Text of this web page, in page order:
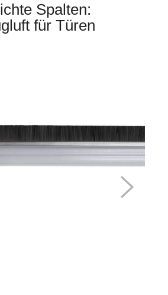
Spalten:
für Türen